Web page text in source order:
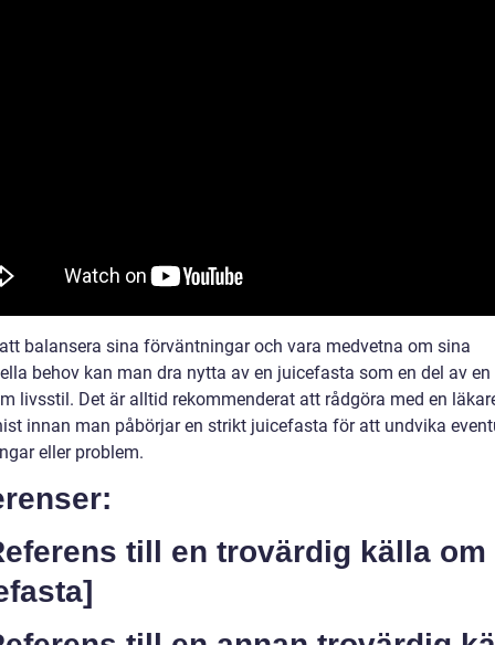
balansera sina förväntningar och vara medvetna om sina
behov kan man dra nytta av en juicefasta som en del av en
livsstil. Det är alltid rekommenderat att rådgöra med en
innan man påbörjar en strikt juicefasta för att undvika
eller problem.
till en trovärdig källa om